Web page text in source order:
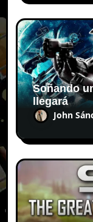
Soñando
llegará
John